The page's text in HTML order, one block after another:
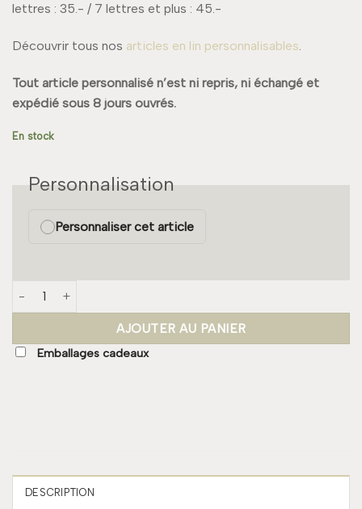
lettres : 35.- / 7 lettres et plus : 45.-
Découvrir tous nos articles en lin personnalisables.
Tout article personnalisé n’est ni repris, ni échangé et
expédié sous 8 jours ouvrés.
En stock
Personnalisation
Personnaliser cet article
quantité de Serviette de table - Moutarde
AJOUTER AU PANIER
Emballages cadeaux
DESCRIPTION